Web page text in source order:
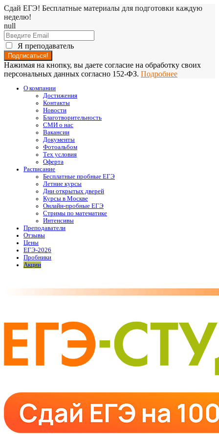
Сдай ЕГЭ! Бесплатные материалы для подготовки каждую
неделю!
null
Я преподаватель
Нажимая на кнопку, вы даете согласие на обработку своих
персональных данных согласно 152-ФЗ. Подробнее
О компании
Достижения
Контакты
Новости
Благотворительность
СМИ о нас
Вакансии
Документы
Фотоальбом
Тех условия
Оферта
Расписание
Бесплатные пробные ЕГЭ
Летние курсы
Дни открытых дверей
Курсы в Москве
Онлайн-пробные ЕГЭ
Стримы по математике
Интенсивы
Преподаватели
Отзывы
Цены
ЕГЭ-2026
Пробники
Акции